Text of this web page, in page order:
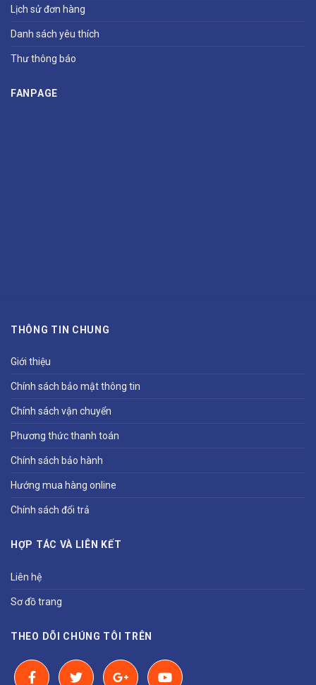
Lịch sử đơn hàng
Danh sách yêu thích
Thư thông báo
FANPAGE
THÔNG TIN CHUNG
Giới thiệu
Chính sách bảo mật thông tin
Chính sách vận chuyển
Phương thức thanh toán
Chính sách bảo hành
Hướng mua hàng online
Chính sách đổi trả
HỢP TÁC VÀ LIÊN KẾT
Liên hệ
Sơ đồ trang
THEO DÕI CHÚNG TÔI TRÊN